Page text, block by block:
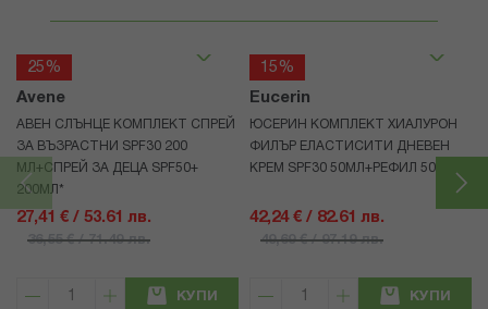
25%
Avene
АВЕН СЛЪНЦЕ КОМПЛЕКТ СПРЕЙ
ЗА ВЪЗРАСТНИ SPF30 200
МЛ+СПРЕЙ ЗА ДЕЦА SPF50+
200МЛ*
27,41 € / 53.61 лв.
36,55 € / 71.49 лв.
КУПИ
15%
Eucerin
ЮСЕРИН КОМПЛЕКТ ХИАЛУРОН
ФИЛЪР ЕЛАСТИСИТИ ДНЕВЕН
КРЕМ SPF30 50МЛ+РЕФИЛ 50МЛ
42,24 € / 82.61 лв.
49,69 € / 97.19 лв.
КУПИ